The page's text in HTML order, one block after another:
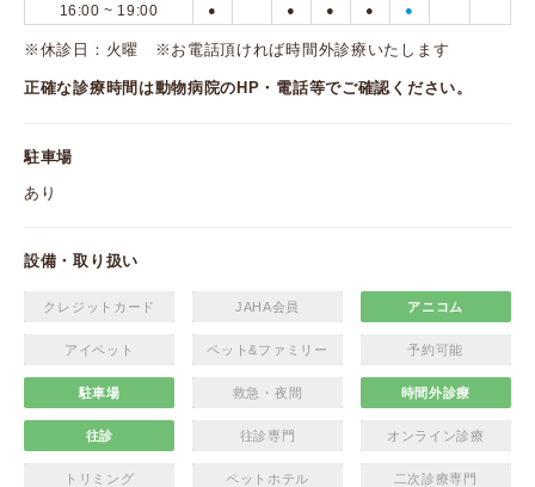
16:00 ~ 19:00 ● ● ● ● ●
※休診日：火曜 ※お電話頂ければ時間外診療いたします
正確な診療時間は動物病院のHP・電話等でご確認ください。
駐車場
あり
設備・取り扱い
クレジットカード JAHA会員 アニコム
アイペット ペット&ファミリー 予約可能
駐車場 救急・夜間 時間外診療
往診 往診専門 オンライン診療
トリミング ペットホテル 二次診療専門